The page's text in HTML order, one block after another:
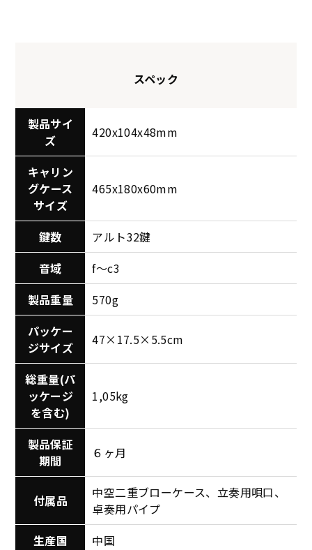
スペック
製品サイ
ズ
420x104x48mm
キャリン
グケース
サイズ
465x180x60mm
鍵数
アルト32鍵
音域
f～c3
製品重量
570g
パッケー
ジサイズ
47×17.5×5.5cm
総重量(パ
ッケージ
を含む)
1,05kg
製品保証
期間
６ヶ月
付属品
中空二重ブローケース、立奏用唄口、
卓奏用パイプ
生産国
中国